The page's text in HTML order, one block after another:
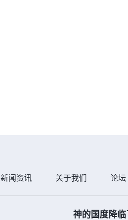
新闻资讯 关于我们 论坛
神的国度降临